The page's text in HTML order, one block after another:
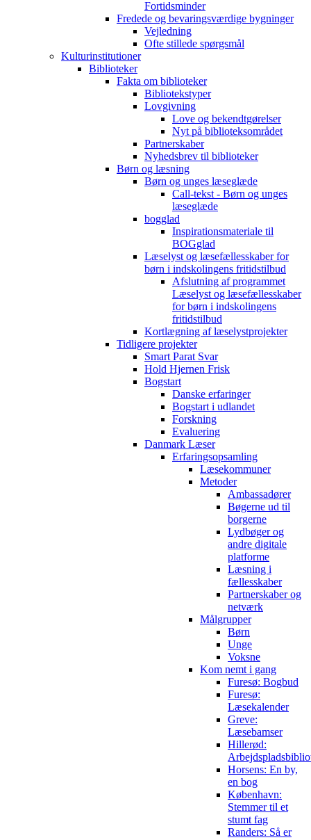
Fortidsminder
Fredede og bevaringsværdige bygninger
Vejledning
Ofte stillede spørgsmål
Kulturinstitutioner
Biblioteker
Fakta om biblioteker
Bibliotekstyper
Lovgivning
Love og bekendtgørelser
Nyt på biblioteksområdet
Partnerskaber
Nyhedsbrev til biblioteker
Børn og læsning
Børn og unges læseglæde
Call-tekst - Børn og unges
læseglæde
bogglad
Inspirationsmateriale til
BOGglad
Læselyst og læsefællesskaber for
børn i indskolingens fritidstilbud
Afslutning af programmet
Læselyst og læsefællesskaber
for børn i indskolingens
fritidstilbud
Kortlægning af læselystprojekter
Tidligere projekter
Smart Parat Svar
Hold Hjernen Frisk
Bogstart
Danske erfaringer
Bogstart i udlandet
Forskning
Evaluering
Danmark Læser
Erfaringsopsamling
Læsekommuner
Metoder
Ambassadører
Bøgerne ud til
borgerne
Lydbøger og
andre digitale
platforme
Læsning i
fællesskaber
Partnerskaber og
netværk
Målgrupper
Børn
Unge
Voksne
Kom nemt i gang
Furesø: Bogbud
Furesø:
Læsekalender
Greve:
Læsebamser
Hillerød:
Horsens: En by,
en bog
København:
Stemmer til et
stumt fag
Randers: Så er